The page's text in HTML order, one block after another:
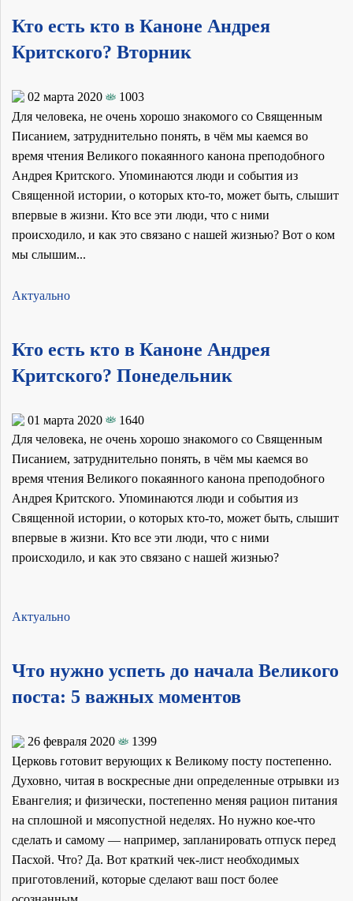
Кто есть кто в Каноне Андрея
Критского? Вторник
02 марта 2020
1003
Для человека, не очень хорошо знакомого со Священным
Писанием, затруднительно понять, в чём мы каемся во
время чтения Великого покаянного канона преподобного
Андрея Критского. Упоминаются люди и события из
Священной истории, о которых кто-то, может быть, слышит
впервые в жизни. Кто все эти люди, что с ними
происходило, и как это связано с нашей жизнью? Вот о ком
мы слышим...
Актуально
Кто есть кто в Каноне Андрея
Критского? Понедельник
01 марта 2020
1640
Для человека, не очень хорошо знакомого со Священным
Писанием, затруднительно понять, в чём мы каемся во
время чтения Великого покаянного канона преподобного
Андрея Критского. Упоминаются люди и события из
Священной истории, о которых кто-то, может быть, слышит
впервые в жизни. Кто все эти люди, что с ними
происходило, и как это связано с нашей жизнью?
Актуально
Что нужно успеть до начала Великого
поста: 5 важных моментов
26 февраля 2020
1399
Церковь готовит верующих к Великому посту постепенно.
Духовно, читая в воскресные дни определенные отрывки из
Евангелия; и физически, постепенно меняя рацион питания
на сплошной и мясопустной неделях. Но нужно кое-что
сделать и самому — например, запланировать отпуск перед
Пасхой. Что? Да. Вот краткий чек-лист необходимых
приготовлений, которые сделают ваш пост более